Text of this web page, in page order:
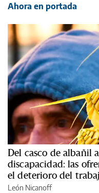
Ahora en portada
Del casco de albañil
discapacidad: las
el deterioro del
León Nicanoff